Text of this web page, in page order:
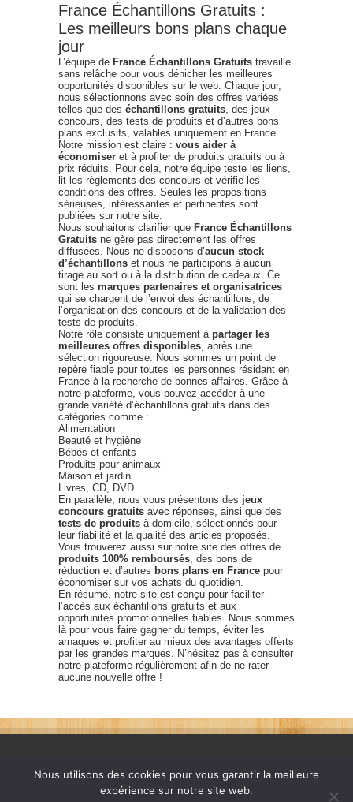
France Échantillons Gratuits :
Les meilleurs bons plans chaque
jour
L’équipe de France Échantillons Gratuits travaille
sans relâche pour vous dénicher les meilleures
opportunités disponibles sur le web. Chaque jour,
nous sélectionnons avec soin des offres variées
telles que des échantillons gratuits , des jeux
concours, des tests de produits et d’autres bons
plans exclusifs, valables uniquement en France.
Notre mission est claire : vous aider à
économiser et à profiter de produits gratuits ou à
prix réduits. Pour cela, notre équipe teste les liens,
lit les règlements des concours et vérifie les
conditions des offres. Seules les propositions
sérieuses, intéressantes et pertinentes sont
publiées sur notre site.
Nous souhaitons clarifier que France Échantillons
Gratuits ne gère pas directement les offres
diffusées. Nous ne disposons d’aucun stock
d’échantillons et nous ne participons à aucun
tirage au sort ou à la distribution de cadeaux. Ce
sont les marques partenaires et organisatrices
qui se chargent de l’envoi des échantillons, de
l’organisation des concours et de la validation des
tests de produits.
Notre rôle consiste uniquement à partager les
meilleures offres disponibles , après une
sélection rigoureuse. Nous sommes un point de
repère fiable pour toutes les personnes résidant en
France à la recherche de bonnes affaires. Grâce à
notre plateforme, vous pouvez accéder à une
grande variété d’échantillons gratuits dans des
catégories comme :
Alimentation
Beauté et hygiène
Bébés et enfants
Produits pour animaux
Maison et jardin
Livres, CD, DVD
En parallèle, nous vous présentons des jeux
concours gratuits avec réponses, ainsi que des
tests de produits à domicile, sélectionnés pour
leur fiabilité et la qualité des articles proposés.
Vous trouverez aussi sur notre site des offres de
produits 100% remboursés , des bons de
réduction et d’autres bons plans en France pour
économiser sur vos achats du quotidien.
En résumé, notre site est conçu pour faciliter
l’accès aux échantillons gratuits et aux
opportunités promotionnelles fiables. Nous sommes
là pour vous faire gagner du temps, éviter les
arnaques et profiter au mieux des avantages offerts
par les grandes marques. N’hésitez pas à consulter
notre plateforme régulièrement afin de ne rater
aucune nouvelle offre !
Nous utilisons des cookies pour vous garantir la meilleure
expérience sur notre site web.